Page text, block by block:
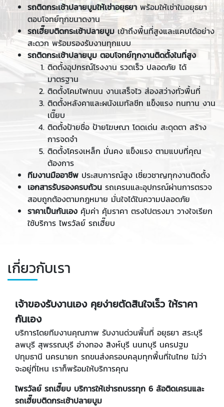
รถติดกระเช้าปลายบูมให้เช่าอยุธยา พร้อมให้เช่าในอยุธยา
ตอบโจทย์ทุกขนาดงาน
รถเฮี๊ยบติดกระเช้าปลายบูม เข้าถึงพื้นที่สูงและแคบได้อย่าง
สะดวก พร้อมรองรับงานทุกแบบ
รถติดกระเช้าปลายบูม ตอบโจทย์ทุกงานติดตั้งในที่สูง
ติดตั้งอุปกรณ์โรงงาน รวดเร็ว ปลอดภัย ได้
มาตรฐาน
ติดตั้งโคมไฟถนน งานเสร็จไว ส่องสว่างทั่วพื้นที่
ติดตั้งหลังคาและผนังเมทัลชีท แข็งแรง ทนทาน งาน
เนี๊ยบ
ติดตั้งป้ายชื่อ ป้ายโฆษณา โดดเด่น สะดุดตา สร้าง
การจดจำ
ติดตั้งโครงเหล็ก มั่นคง แข็งแรง ตามแบบที่คุณ
ต้องการ
ทีมงานมืออาชีพ ประสบการณ์สูง เชี่ยวชาญทุกงานติดตั้ง
เอกสารรับรองครบถ้วน รถเครนและอุปกรณ์ผ่านการตรวจ
สอบถูกต้องตามกฎหมาย มั่นใจได้ในความปลอดภัย
ราคาเป็นกันเอง คุ้มค่า คุ้มราคา ตรงไปตรงมา วางใจเรียก
ใช้บริการ ไพรวัลย์ รถเฮี๊ยบ
เกี่ยวกับเรา
เจ้าของรับงานเอง คุยง่ายตัดสินใจเร็ว ให้ราคา
กันเอง
บริการโดยทีมงานคุณภาพ รับงานด่วนพื้นที่ อยุธยา สระบุรี
ลพบุรี สุพรรณบุรี อ่างทอง สิงห์บุรี นนทบุรี นครปฐม
ปทุมธานี นครนายก รถขนส่งครอบคลุมทุกพื้นที่ในไทย ไม่ว่า
จะอยู่ที่ไหน เราก็พร้อมให้บริการคุณ
ไพรวัลย์ รถเฮี๊ยบ บริการให้เช่ารถบรรทุก 6 ล้อติดเครนและ
รถเฮี๊ยบติดกระเช้าปลายบูม